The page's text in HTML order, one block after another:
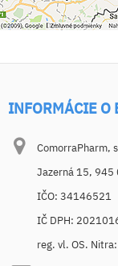
INFORMÁCIE O
ComorraPharm,
Jazerná 15, 945
IČO: 34146521
IČ DPH:
reg. vl. OS.